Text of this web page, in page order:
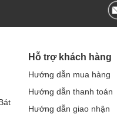
Hỗ trợ khách hàng
Hướng dẫn mua hàng
Hướng dẫn thanh toán
Hướng dẫn giao nhận